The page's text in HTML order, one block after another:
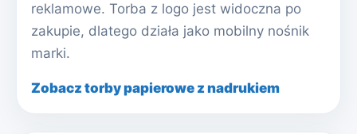
reklamowe. Torba z logo jest widoczna po
zakupie, dlatego działa jako mobilny nośnik
marki.
Zobacz torby papierowe z nadrukiem